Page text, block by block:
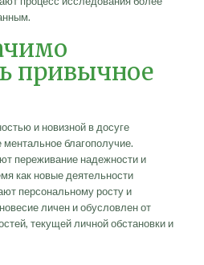
привычное
и новизной в досуге
благополучие.
переживание надежности и
как новые деятельности
персональному росту и
личен и обусловлен от
текущей личной обстановки и